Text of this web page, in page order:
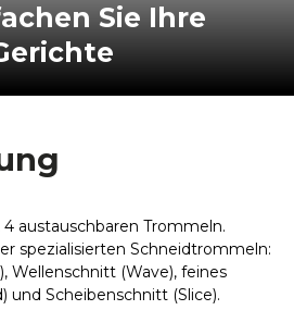
austauschbaren Trommeln.
spezialisierten Schneidtrommeln:
Wellenschnitt (Wave), feines
und Scheibenschnitt (Slice).